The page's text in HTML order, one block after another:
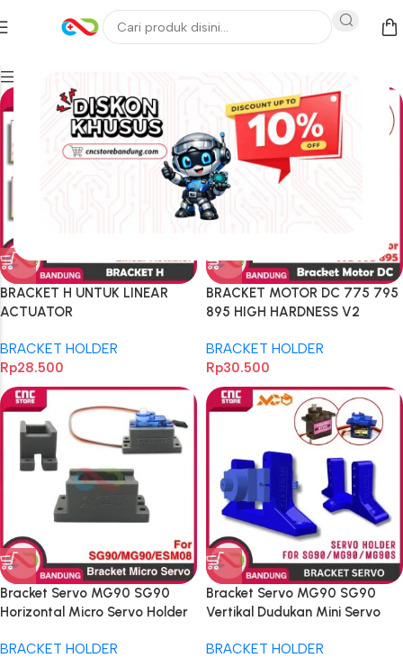
BRACKET H UNTUK LINEAR
ACTUATOR
BRACKET HOLDER
Rp28.500
BRACKET MOTOR DC 775 795
895 HIGH HARDNESS V2
BRACKET HOLDER
Rp30.500
Bracket Servo MG90 SG90
Horizontal Micro Servo Holder
BRACKET HOLDER
Bracket Servo MG90 SG90
Vertikal Dudukan Mini Servo
BRACKET HOLDER